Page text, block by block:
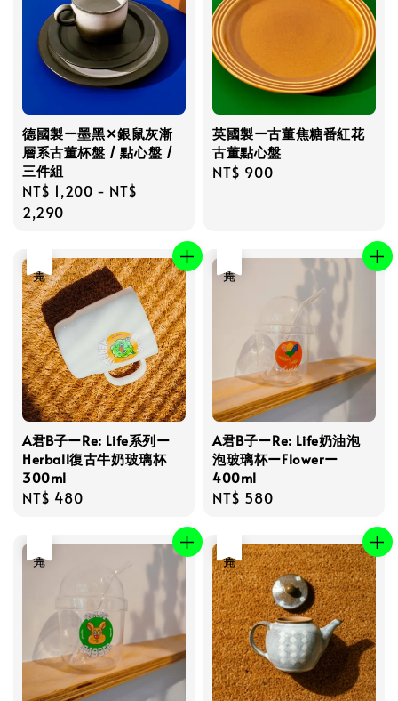
德國製ー墨黑✕銀鼠灰漸
層系古董杯盤 / 點心盤 /
三件組
Regular
price
NT$ 1,200 - NT$
2,290
英國製ー古董焦糖番紅花
古董點心盤
Regular
NT$ 900
A君B子ーRe: Life系列ー
Herball復古牛奶玻璃杯
300ml
Regular
NT$ 480
A君B子ーRe: Life奶油泡
泡玻璃杯ーFlowerー
400ml
Regular
NT$ 580